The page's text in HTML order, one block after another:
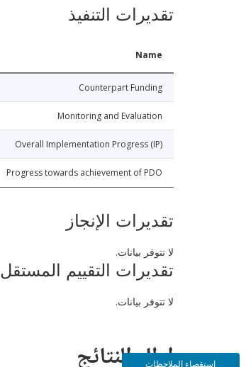
تقديرات التنفيذ
Name
Counterpart Funding
Monitoring and Evaluation
Overall Implementation Progress (IP)
Progress towards achievement of PDO
تقديرات الإنجاز
لا تتوفر بيانات.
تقديرات التقييم المستقل
لا تتوفر بيانات.
إطار النتائجاستقصاء الملاحظات